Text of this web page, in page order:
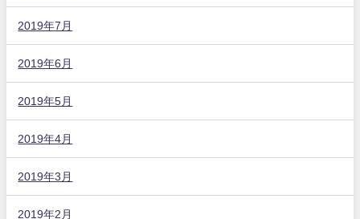
2019年7月
2019年6月
2019年5月
2019年4月
2019年3月
2019年2月